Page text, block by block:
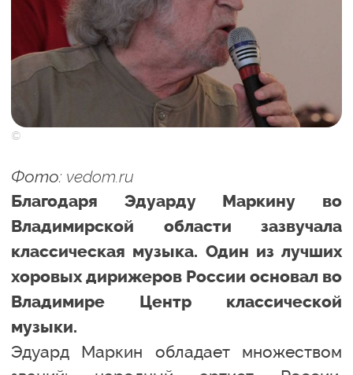
©
Фото: vedom.ru
Благодаря Эдуарду Маркину во
Владимирской области зазвучала
классическая музыка. Один из лучших
хоровых дирижеров России основал во
Владимире Центр классической
музыки.
Эдуард Маркин обладает множеством